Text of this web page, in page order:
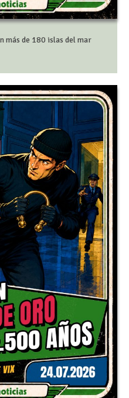
más de 180 islas del mar